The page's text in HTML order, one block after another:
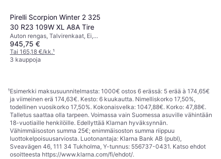
Pirelli Scorpion Winter 2 325
30 R23 109W XL A8A Tire
Auton rengas, Talvirenkaat, Ei,
Henkilöauto, Maastoauto, Profiili
30 %, Nopeusindeksi W (270
km/h)
945,75 €
Tai 165,18 €/kk.¹
3 kauppoja
¹Esimerkki maksusuunnitelmasta: 1000€ ostos 6 erässä: 5 erää à 174,65€
ja viimeinen erä 174,63€. Kesto: 6 kuukautta. Nimelliskorko 17,50%,
todellinen vuosikorko 17,50%. Kokonaisvelka: 1047,88€. Korko: 47,88€.
Talletus saattaa olla tarpeen. Voimassa vain Suomessa asuville vähintään
18-vuotiaille henkilöille. Edellyttää Klarnan hyväksynnän.
Vähimmäisoston summa 25€; enimmäisoston summa riippuu
luottokelpoisuusarviosta. Luotonantaja: Klarna Bank AB (publ),
Sveavägen 46, 111 34 Tukholma, Y-tunnus: 556737-0431. Katso ehdot
osoitteesta https://www.klarna.com/fi/ehdot/.